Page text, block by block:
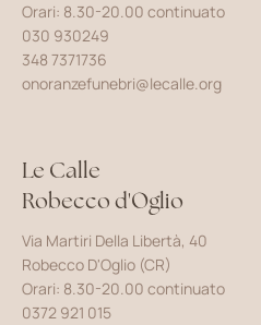
Orari: 8.30-20.00 continuato
030 930249
348 7371736
onoranzefunebri@lecalle.org
Le Calle
Robecco d'Oglio
Via Martiri Della Libertà, 40
Robecco D'Oglio (CR)
Orari: 8.30-20.00 continuato
0372 921 015